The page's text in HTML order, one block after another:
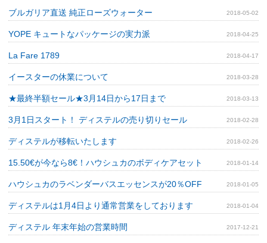
ブルガリア直送 純正ローズウォーター 2018-05-02
YOPE キュートなパッケージの実力派 2018-04-25
La Fare 1789 2018-04-17
イースターの休業について 2018-03-28
★最終半額セール★3月14日から17日まで 2018-03-13
3月1日スタート！ ディステルの売り切りセール 2018-02-28
ディステルが移転いたします 2018-02-26
15.50€が今なら8€！ハウシュカのボディケアセット 2018-01-14
ハウシュカのラベンダーバスエッセンスが20％OFF 2018-01-05
ディステルは1月4日より通常営業をしております 2018-01-04
ディステル 年末年始の営業時間 2017-12-21